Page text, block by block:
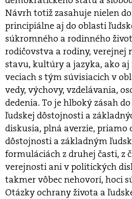
Návrh totiž zasahuje nielen
principiálne aj do oblasti
súkromného a rodinného
rodičovstva a rodiny, verejnej
stavu, kultúry a jazyka, ako
veciach s tým súvisiacich v
vedy, výchovy, vzdelávania,
dedenia. To je hlboký zásah
ľudskej dôstojnosti a
diskusia, plná averzie, priamo
dôstojnosti a základným
formuláciách z druhej časti, z
verejnosti ani v politických
takmer vôbec nehovorí, hoci
Otázky ochrany života a